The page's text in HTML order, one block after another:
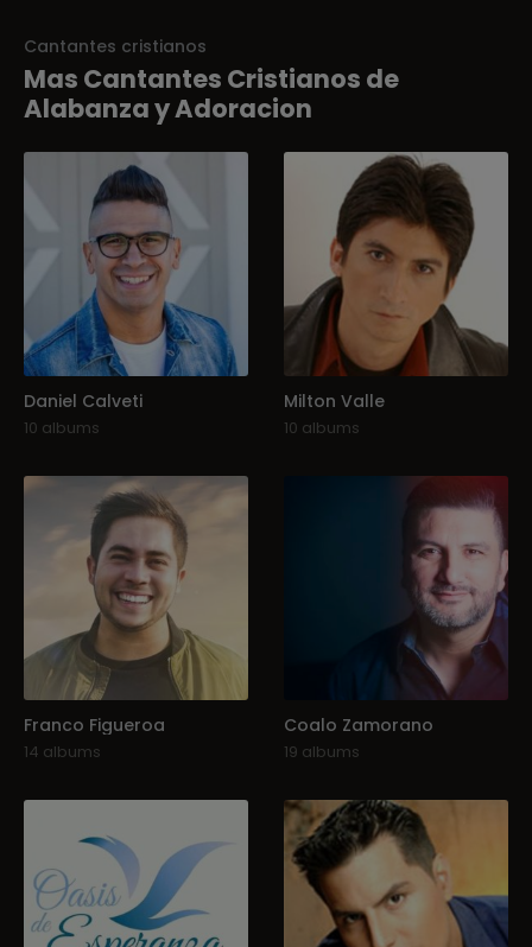
Cantantes cristianos
Mas Cantantes Cristianos de
Alabanza y Adoracion
Daniel Calveti
10 albums
Milton Valle
10 albums
Franco Figueroa
14 albums
Coalo Zamorano
19 albums